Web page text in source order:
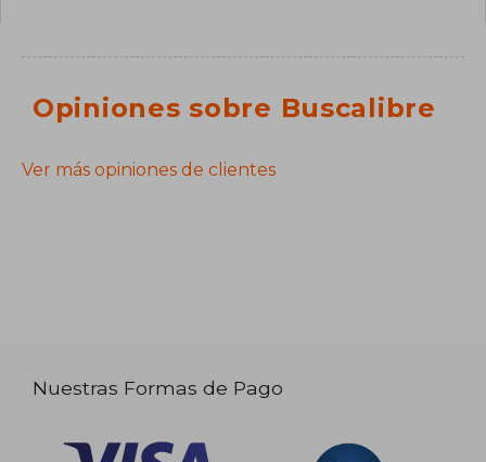
Opiniones sobre Buscalibre
Ver más opiniones de clientes
Nuestras Formas de Pago